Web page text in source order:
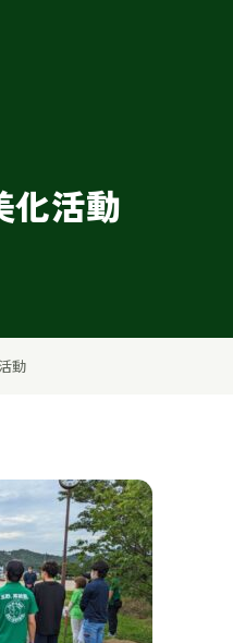
化活動
動